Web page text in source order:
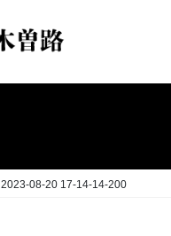
2023-08-20 17-14-14-200